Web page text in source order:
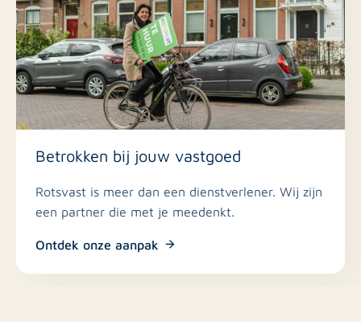
Betrokken bij jouw vastgoed
Rotsvast is meer dan een dienstverlener. Wij zijn
een partner die met je meedenkt.
Ontdek onze aanpak